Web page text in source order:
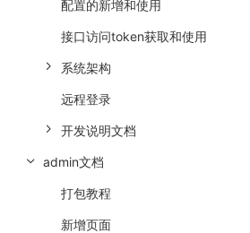
配置的新增和使用
接口访问token获取和使用
系统架构
远程登录
开发说明文档
admin文档
打包教程
新增页面